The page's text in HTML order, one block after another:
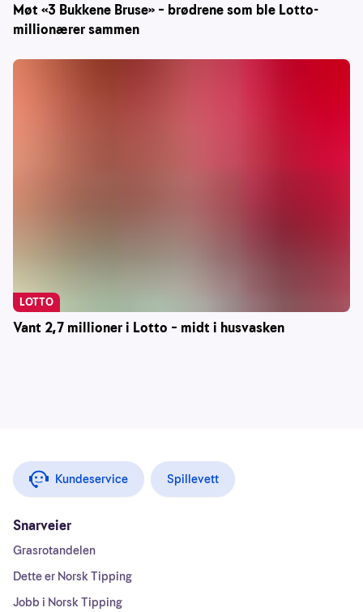
Møt «3 Bukkene Bruse» – brødrene som ble Lotto-
millionærer sammen
Vant 2,7 millioner i Lotto – midt i husvasken
LOTTO
Kundeservice Spillevett
Snarveier
Grasrotandelen
Dette er Norsk Tipping
Jobb i Norsk Tipping